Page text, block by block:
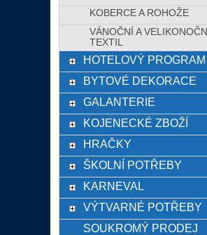
KOBERCE A ROHOŽE
VÁNOČNÍ A VELIKONOČNÍ
TEXTIL
HOTELOVÝ PROGRAM
BYTOVÉ DEKORACE
GALANTERIE
KOJENECKÉ ZBOŽÍ
HRAČKY
ŠKOLNÍ POTŘEBY
KARNEVAL
VÝTVARNÉ POTŘEBY
SOUKROMÝ PRODEJ